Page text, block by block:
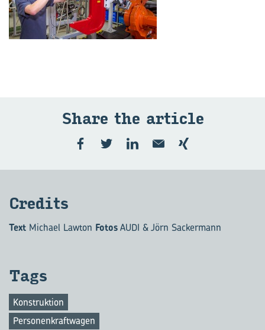
Share the ar­ticle
Cre­dits
Text Michael Lawton FotosAUDI & Jörn Sackermann
Tags
Konstruktion
Personenkraftwagen